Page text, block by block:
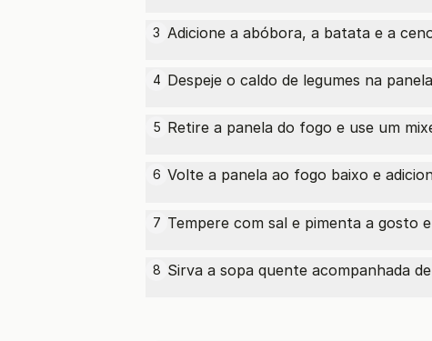
3 Adicione a abóbora, a batata e a
4 Despeje o caldo de legumes na
5 Retire a panela do fogo e use um
6 Volte a panela ao fogo baixo e
7 Tempere com sal e pimenta a gosto
8 Sirva a sopa quente acompanhada